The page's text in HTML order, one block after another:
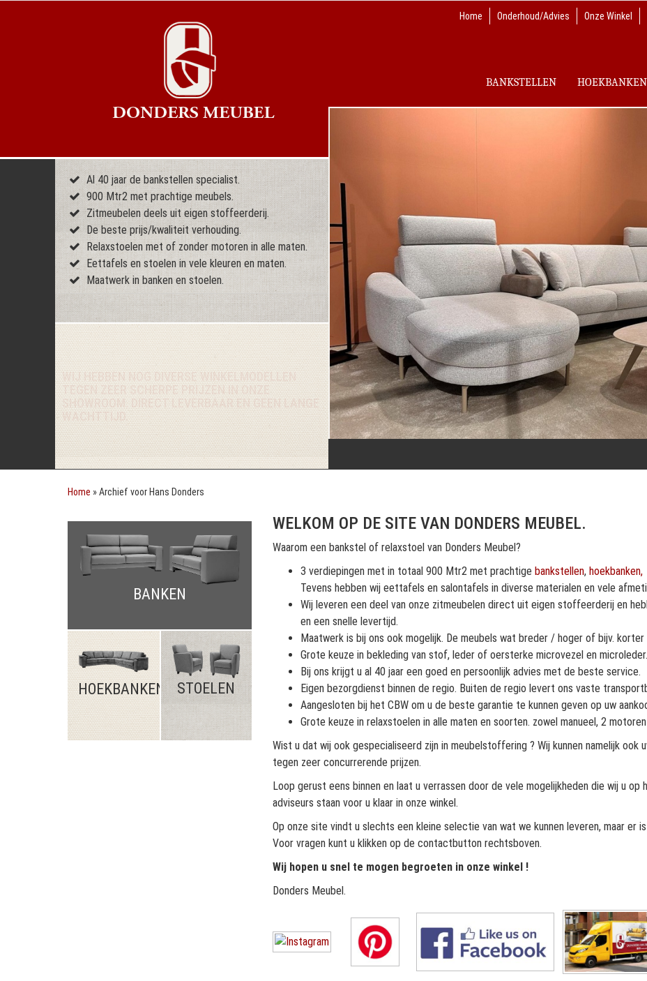
Home Onderhoud/Advies Onze Winkel
BANKSTELLEN HOEKBANKEN
Al 40 jaar de bankstellen specialist.
900 Mtr2 met prachtige meubels.
Zitmeubelen deels uit eigen stoffeerderij.
De beste prijs/kwaliteit verhouding.
Relaxstoelen met of zonder motoren in alle maten.
Eettafels en stoelen in vele kleuren en maten.
Maatwerk in banken en stoelen.
WIJ HEBBEN NOG DIVERSE WINKELMODELLEN
TEGEN ZEER SCHERPE PRIJZEN IN ONZE
SHOWROOM. DIRECT LEVERBAAR EN GEEN LANGE
WACHTTIJD.
Home »Archief voor Hans Donders
WELKOM OP DE SITE VAN DONDERS MEUBEL.
Waarom een bankstel of relaxstoel van Donders Meubel?
3 verdiepingen met in totaal 900 Mtr2 met prachtige bankstellen, hoekbanken,
Tevens hebben wij eettafels en salontafels in diverse materialen en vele
Wij leveren een deel van onze zitmeubelen direct uit eigen stoffeerderij en
en een snelle levertijd.
Maatwerk is bij ons ook mogelijk. De meubels wat breder / hoger of bijv.
Grote keuze in bekleding van stof, leder of oersterke microvezel en microleder.
Bij ons krijgt u al 40 jaar een goed en persoonlijk advies met de beste service.
Eigen bezorgdienst binnen de regio. Buiten de regio levert ons vaste
Aangesloten bij het CBW om u de beste garantie te kunnen geven op uw
Grote keuze in relaxstoelen in alle maten en soorten. zowel manueel, 2
Wist u dat wij ook gespecialiseerd zijn in meubelstoffering ? Wij kunnen namelijk
tegen zeer concurrerende prijzen.
Loop gerust eens binnen en laat u verrassen door de vele mogelijkheden die wij u op
adviseurs staan voor u klaar in onze winkel.
Op onze site vindt u slechts een kleine selectie van wat we kunnen leveren, maar er
Voor vragen kunt u klikken op de contactbutton rechtsboven.
Wij hopen u snel te mogen begroeten in onze winkel !
Donders Meubel.
BANKEN
HOEKBANKEN STOELEN